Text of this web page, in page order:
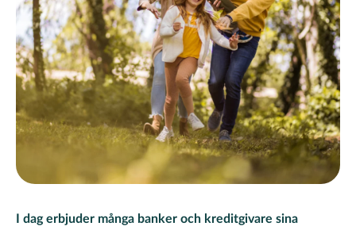
I dag erbjuder många banker och kreditgivare sina